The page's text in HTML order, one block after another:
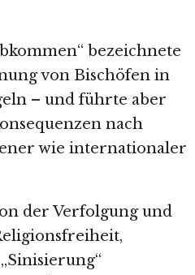
bezeichnete
von Bischöfen in
– und führte aber
nach
wie internationaler
der Verfolgung und